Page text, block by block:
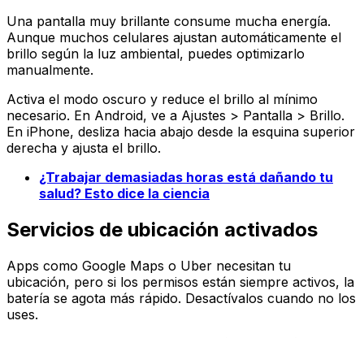
Una pantalla muy brillante consume mucha energía.
Aunque muchos celulares ajustan automáticamente el
brillo según la luz ambiental, puedes optimizarlo
manualmente.
Activa el modo oscuro y reduce el brillo al mínimo
necesario. En Android, ve a Ajustes > Pantalla > Brillo.
En iPhone, desliza hacia abajo desde la esquina superior
derecha y ajusta el brillo.
¿Trabajar demasiadas horas está dañando tu
salud? Esto dice la ciencia
Servicios de ubicación activados
Apps como Google Maps o Uber necesitan tu
ubicación, pero si los permisos están siempre activos, la
batería se agota más rápido. Desactívalos cuando no los
uses.